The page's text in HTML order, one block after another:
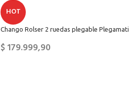
HOT
Chango Rolser 2 ruedas plegable
$179.999,90